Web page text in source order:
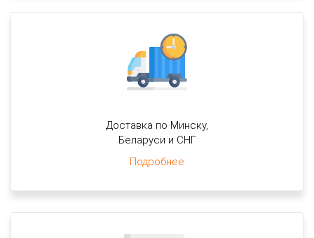
Доставка по Минску,
Беларуси и СНГ
Подробнее